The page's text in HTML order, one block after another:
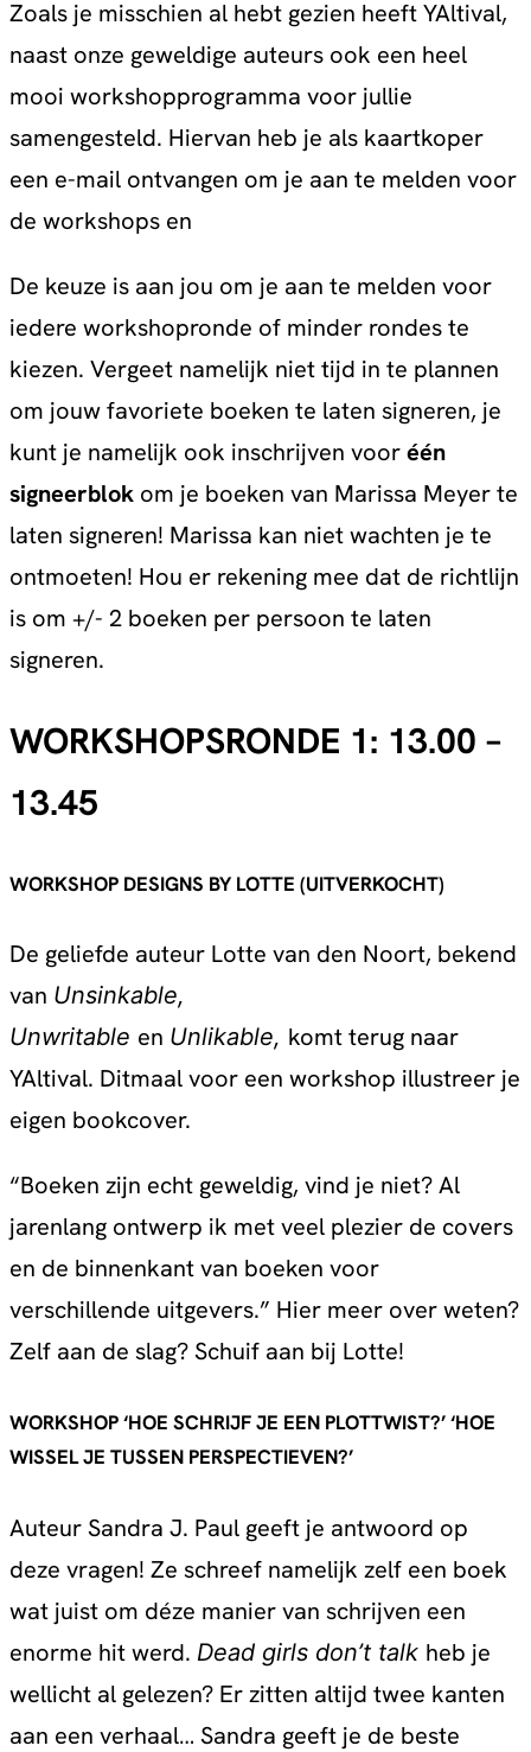
Zoals je misschien al hebt gezien heeft YAltival,
naast onze geweldige auteurs ook een heel
mooi workshopprogramma voor jullie
samengesteld. Hiervan heb je als kaartkoper
een e-mail ontvangen om je aan te melden voor
de workshops en
De keuze is aan jou om je aan te melden voor
iedere workshopronde of minder rondes te
kiezen. Vergeet namelijk niet tijd in te plannen
om jouw favoriete boeken te laten signeren, je
kunt je namelijk ook inschrijven vooréén
signeerblok om je boeken van Marissa Meyer te
laten signeren! Marissa kan niet wachten je te
ontmoeten! Hou er rekening mee dat de richtlijn
is om +/- 2 boeken per persoon te laten
signeren.
WORKSHOPSRONDE 1: 13.00 –
13.45
WORKSHOP DESIGNS BY LOTTE (UITVERKOCHT)
De geliefde auteur Lotte van den Noort, bekend
van Unsinkable,
Unwritable en Unlikable, komt terug naar
YAltival. Ditmaal voor een workshop illustreer je
eigen bookcover.
“Boeken zijn echt geweldig, vind je niet? Al
jarenlang ontwerp ik met veel plezier de covers
en de binnenkant van boeken voor
verschillende uitgevers.” Hier meer over weten?
Zelf aan de slag? Schuif aan bij Lotte!
WORKSHOP ‘HOE SCHRIJF JE EEN PLOTTWIST?’ ‘HOE
WISSEL JE TUSSEN PERSPECTIEVEN?’
Auteur Sandra J. Paul geeft je antwoord op
deze vragen! Ze schreef namelijk zelf een boek
wat juist om déze manier van schrijven een
enorme hit werd. Dead girls don’t talk heb je
wellicht al gelezen? Er zitten altijd twee kanten
aan een verhaal… Sandra geeft je de beste